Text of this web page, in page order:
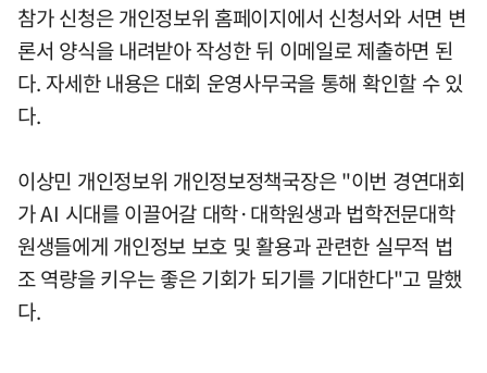
참가 신청은 개인정보위 홈페이지에서 신청서와 서면 변
론서 양식을 내려받아 작성한 뒤 이메일로 제출하면 된
다. 자세한 내용은 대회 운영사무국을 통해 확인할 수 있
다.
이상민 개인정보위 개인정보정책국장은 "이번 경연대회
가 AI 시대를 이끌어갈 대학·대학원생과 법학전문대학
원생들에게 개인정보 보호 및 활용과 관련한 실무적 법
조 역량을 키우는 좋은 기회가 되기를 기대한다"고 말했
다.